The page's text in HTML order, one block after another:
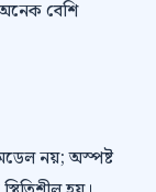
বেশি
নয়; অস্পষ্ট